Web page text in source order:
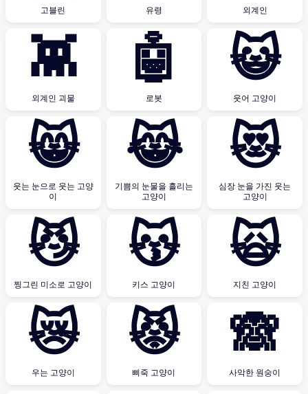
고블린 유령 외계인
👾
외계인 괴물
🤖
로봇
😺
웃어 고양이
😸
웃는 눈으로 웃는 고양
이
😹
기쁨의 눈물을 흘리는
고양이
😻
심장 눈을 가진 웃는
고양이
😼
찡그린 미소로 고양이
😽
키스 고양이
🙀
지친 고양이
😿
우는 고양이
😾
삐죽 고양이
🙈
사악한 원숭이